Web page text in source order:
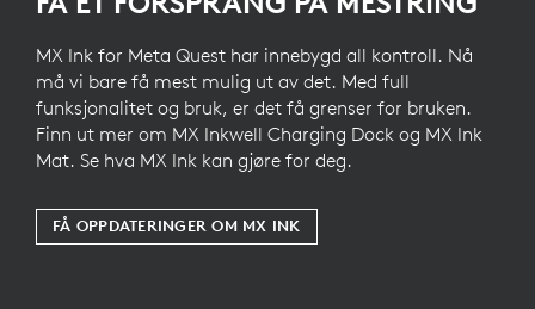
MX Ink for Meta Quest har innebygd all kontroll. Nå
må vi bare få mest mulig ut av det. Med full
funksjonalitet og bruk, er det få grenser for bruken.
Finn ut mer om MX Inkwell Charging Dock og MX Ink
Mat. Se hva MX Ink kan gjøre for deg.
FÅ OPPDATERINGER OM MX INK